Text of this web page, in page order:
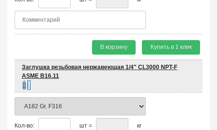
В корзину Купить в 1 клик
Заглушка резьбовая нержавеющая 1/4" CL3000 NPT-F
ASME B16.11
Кол-во: шт = кг